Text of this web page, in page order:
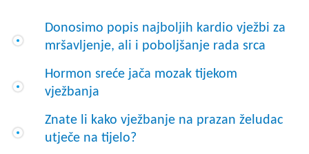
Donosimo popis najboljih kardio vježbi za
mršavljenje, ali i poboljšanje rada srca
Hormon sreće jača mozak tijekom
vježbanja
Znate li kako vježbanje na prazan želudac
utječe na tijelo?